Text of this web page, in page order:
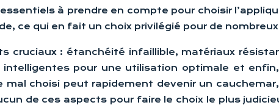
à prendre en compte pour choisir
ce qui en fait un choix privilégié pour de
cruciaux : étanchéité infaillible, matériaux
pour une utilisation optimale et
mal choisi peut rapidement devenir un
de ces aspects pour faire le choix le plus